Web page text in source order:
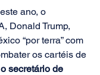
ano, o
Donald Trump,
“por terra” com
os cartéis de
secretário de